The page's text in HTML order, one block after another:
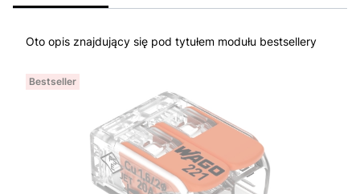
Oto opis znajdujący się pod tytułem modułu bestsellery
Bestseller